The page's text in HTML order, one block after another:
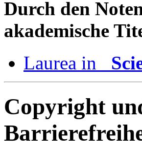
Durch den
akademische
Laurea in
Copyright